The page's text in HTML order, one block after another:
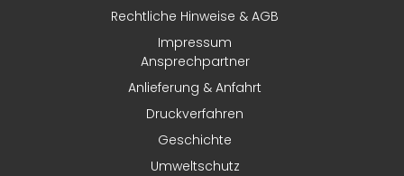
Rechtliche Hinweise & AGB
Impressum
Ansprechpartner
Anlieferung & Anfahrt
Druckverfahren
Geschichte
Umweltschutz